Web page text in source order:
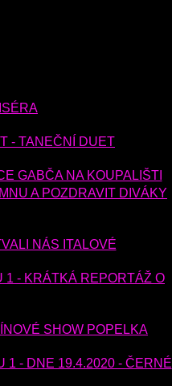
- TANEČNÍ DUET
GABČA NA KOUPALIŠTI
A POZDRAVIT DIVÁKY
NÁS ITALOVÉ
1 - KRÁTKÁ REPORTÁŽ O
SHOW POPELKA
1 - DNE 19.4.2020 - ČERNÉ